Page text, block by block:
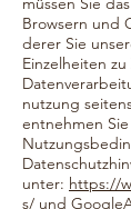
Browsern und
derer Sie
Einzelheiten
nutzung
entnehmen
unter: https://
s/ und